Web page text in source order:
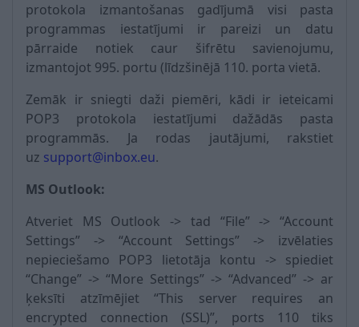
protokola izmantošanas gadījumā visi pasta
programmas iestatījumi ir pareizi un datu
pārraide notiek caur šifrētu savienojumu,
izmantojot 995. portu (līdzšinējā 110. porta vietā.
Zemāk ir sniegti daži piemēri, kādi ir ieteicami
POP3 protokola iestatījumi dažādās pasta
programmās. Ja rodas jautājumi, rakstiet
uz support@inbox.eu.
MS Outlook:
Atveriet MS Outlook -> tad “File” -> “Account
Settings” -> “Account Settings” -> izvēlaties
nepieciešamo РOP3 lietotāja kontu -> spiediet
“Change” -> “More Settings” -> “Advanced” -> ar
ķeksīti atzīmējiet “This server requires an
encrypted connection (SSL)”, ports 110 tiks